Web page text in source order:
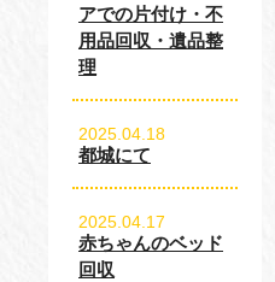
アでの片付け・不
用品回収・遺品整
理
2025.04.18
都城にて
2025.04.17
赤ちゃんのベッド
回収